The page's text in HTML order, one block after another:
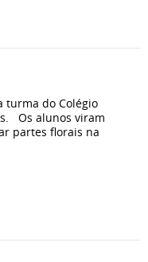
turma do Colégio
Os alunos viram
partes florais na